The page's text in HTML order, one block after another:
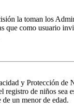
la toman los
que como usuario
y Protección de
registro de niños
un menor de edad.